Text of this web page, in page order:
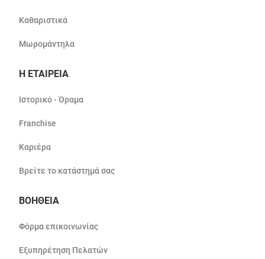
Καθαριστικά
Μωρομάντηλα
Η ΕΤΑΙΡΕΙΑ
Ιστορικό - Όραμα
Franchise
Καριέρα
Βρείτε το κατάστημά σας
ΒΟΗΘΕΙΑ
Φόρμα επικοινωνίας
Εξυπηρέτηση Πελατών